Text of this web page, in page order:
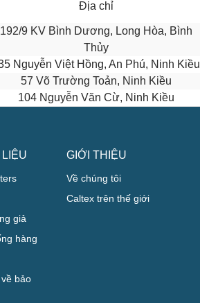
Địa chỉ
192/9 KV Bình Dương, Long Hòa, Bình
Thủy
Nguyễn Việt Hồng, An Phú, Ninh Kiều
57 Võ Trường Toản, Ninh Kiều
104 Nguyễn Văn Cừ, Ninh Kiều
giả
hàng
bảo
GIỚI THIỆU
Về chúng tôi
Caltex trên thế giới